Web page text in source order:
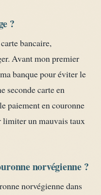
?
bancaire,
Avant mon premier
banque pour éviter le
seconde carte en
paiement en couronne
limiter un mauvais taux
norvégienne ?
norvégienne dans